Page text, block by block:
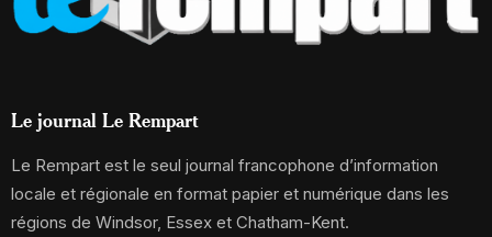
Le journal Le Rempart
Le Rempart est le seul journal francophone d’information
locale et régionale en format papier et numérique dans les
régions de Windsor, Essex et Chatham-Kent.